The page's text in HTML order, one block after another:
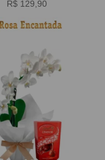
R$ 129,90